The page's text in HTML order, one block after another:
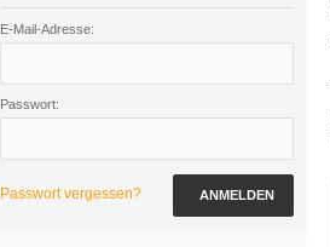
E-Mail-Adresse:
Passwort:
Passwort vergessen? ANMELDEN